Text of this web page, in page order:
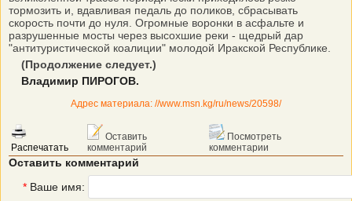
тормозить и, вдавливая педаль до поликов, сбрасывать
скорость почти до нуля. Огромные воронки в асфальте и
разрушенные мосты через высохшие реки - щедрый дар
"антитуристической коалиции" молодой Иракской Республике.
(Продолжение следует.)
Владимир ПИРОГОВ.
Адрес материала: //www.msn.kg/ru/news/20598/
Распечатать
Оставить
комментарий
Посмотреть
комментарии
Оставить комментарий
* Ваше имя: